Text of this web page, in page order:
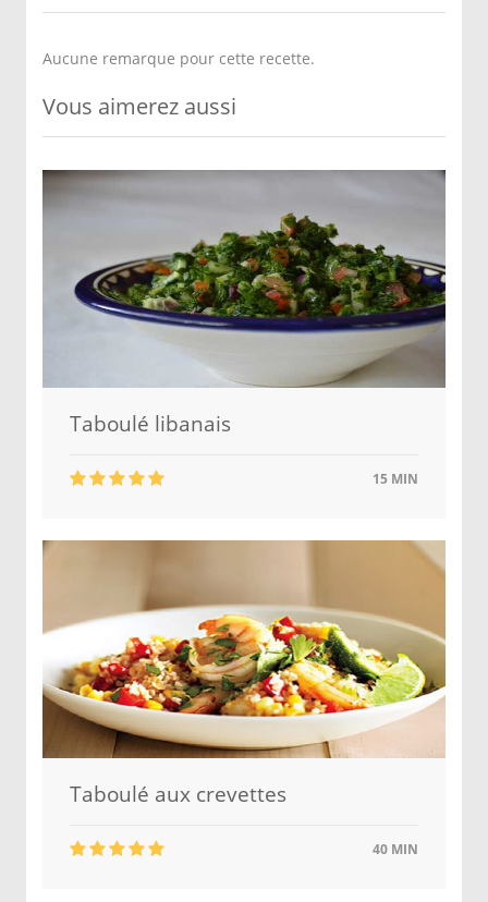
Aucune remarque pour cette recette.
Vous aimerez aussi
Taboulé libanais
15 MIN
Taboulé aux crevettes
40 MIN